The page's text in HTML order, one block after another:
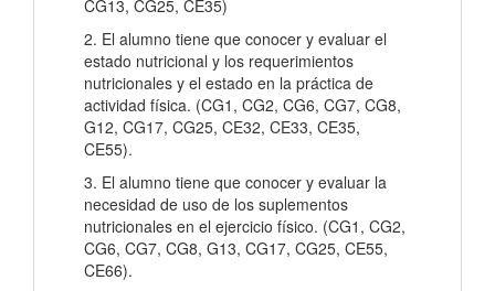
CG13, CG25, CE35)
2. El alumno tiene que conocer y evaluar el
estado nutricional y los requerimientos
nutricionales y el estado en la práctica de
actividad física. (CG1, CG2, CG6, CG7, CG8,
G12, CG17, CG25, CE32, CE33, CE35,
CE55).
3. El alumno tiene que conocer y evaluar la
necesidad de uso de los suplementos
nutricionales en el ejercicio físico. (CG1, CG2,
CG6, CG7, CG8, G13, CG17, CG25, CE55,
CE66).